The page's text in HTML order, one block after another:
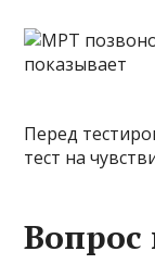
Перед
тест на
Вопрос